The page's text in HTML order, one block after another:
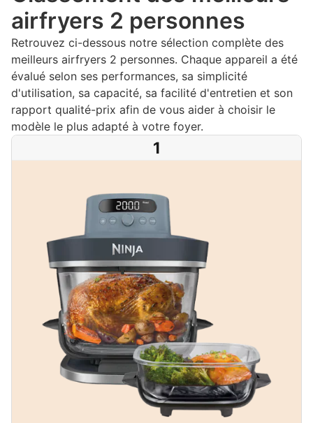
airfryers 2 personnes
Retrouvez ci-dessous notre sélection complète des
meilleurs airfryers 2 personnes. Chaque appareil a été
évalué selon ses performances, sa simplicité
d'utilisation, sa capacité, sa facilité d'entretien et son
rapport qualité-prix afin de vous aider à choisir le
modèle le plus adapté à votre foyer.
1